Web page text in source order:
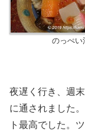
のっぺい
夜遅く行き、週
に通されました
ト最高でした。